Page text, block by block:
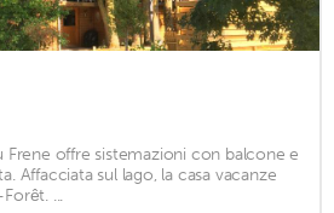
Frene offre sistemazioni con balcone e
Affacciata sul lago, la casa vacanze
...